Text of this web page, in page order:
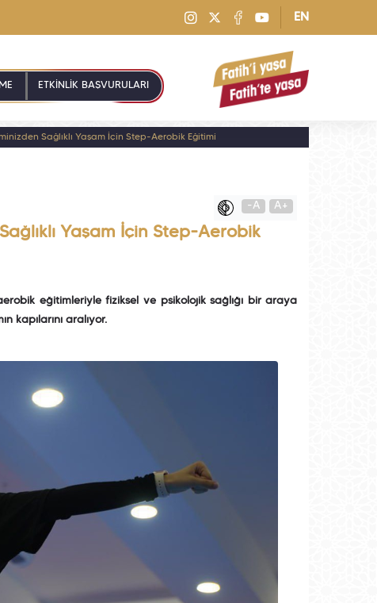
EN
ETKİNLİK BAŞVURULARI
Sağlıklı Yaşam İçin Step-Aerobik Eğitimi
-A A+
Yaşam İçin Step-Aerobik
eğitimleriyle fiziksel ve psikolojik sağlığı bir araya
kapılarını aralıyor.